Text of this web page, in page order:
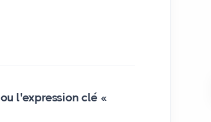
l'expression clé «